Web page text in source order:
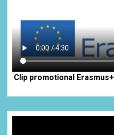
Clip promotional Erasmus+